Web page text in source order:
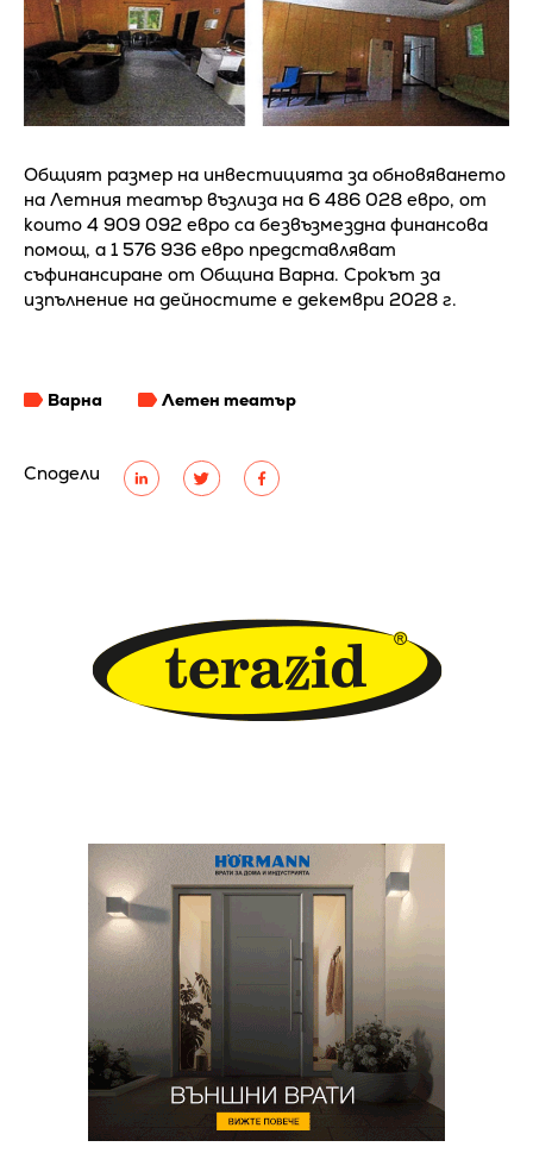
Сподели
Общият размер на инвестицията за обновяването
на Летния театър възлиза на 6 486 028 евро, от
които 4 909 092 евро са безвъзмездна финансова
помощ, а 1 576 936 евро представляват
съфинансиране от Община Варна. Срокът за
изпълнение на дейностите е декември 2028 г.
Варна Летен театър